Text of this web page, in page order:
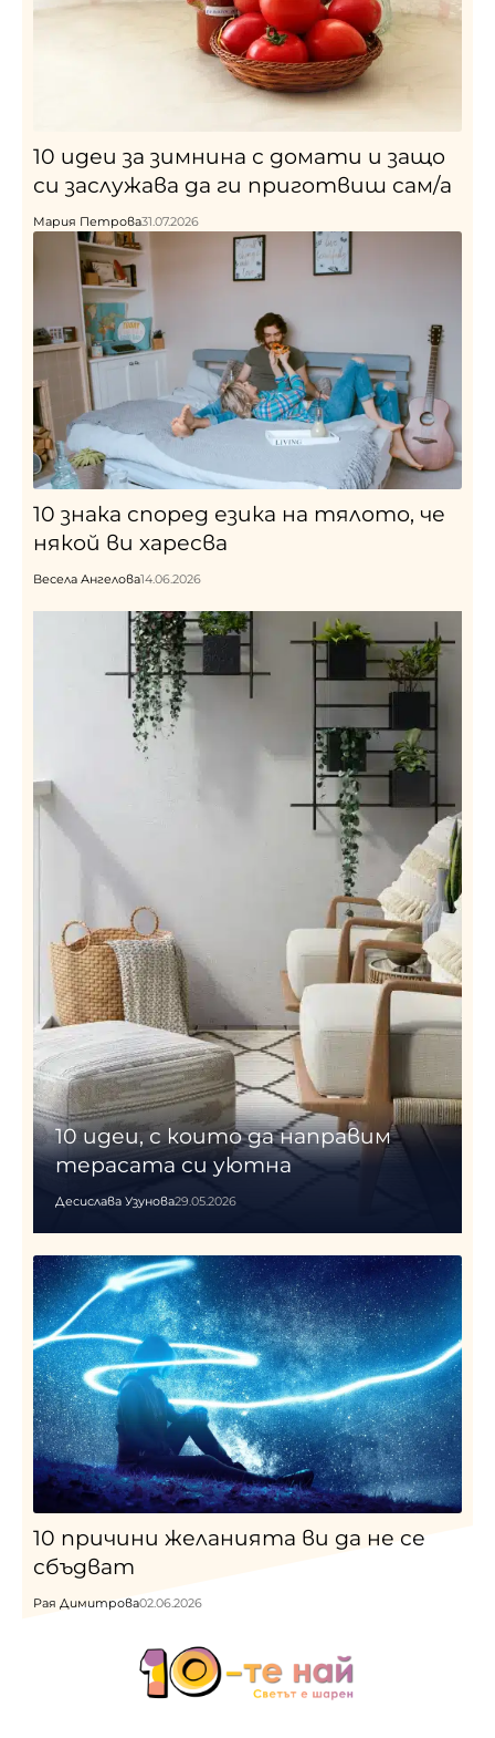
10 идеи за зимнина с домати и защо
си заслужава да ги приготвиш сам/а
Мария Петрова31.07.2026
10 знака според езика на тялото, че
някой ви харесва
Весела Ангелова14.06.2026
10 идеи, с които да направим
терасата си уютна
Десислава Узунова29.05.2026
10 причини желанията ви да не се
сбъдват
Рая Димитрова02.06.2026